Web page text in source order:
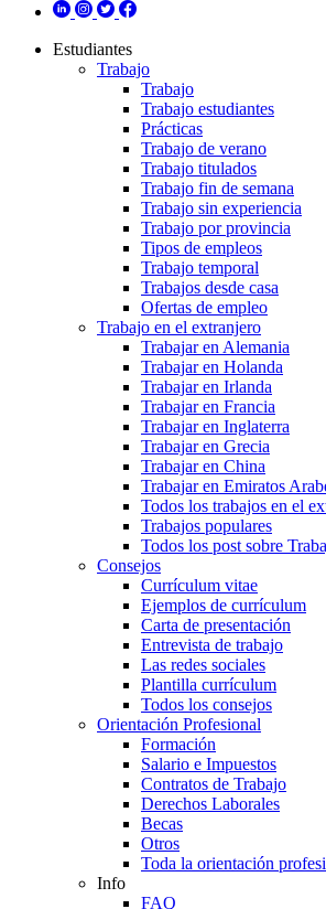
Estudiantes
Trabajo
Trabajo
Trabajo estudiantes
Prácticas
Trabajo de verano
Trabajo titulados
Trabajo fin de semana
Trabajo sin experiencia
Trabajo por provincia
Tipos de empleos
Trabajo temporal
Trabajos desde casa
Ofertas de empleo
Trabajo en el extranjero
Trabajar en Alemania
Trabajar en Holanda
Trabajar en Irlanda
Trabajar en Francia
Trabajar en Inglaterra
Trabajar en Grecia
Trabajar en China
Trabajar en Emiratos
Todos los trabajos en el
Trabajos populares
Todos los post sobre
Consejos
Currículum vitae
Ejemplos de currículum
Carta de presentación
Entrevista de trabajo
Las redes sociales
Plantilla currículum
Todos los consejos
Orientación Profesional
Formación
Salario e Impuestos
Contratos de Trabajo
Derechos Laborales
Becas
Otros
Toda la orientación
Info
FAQ